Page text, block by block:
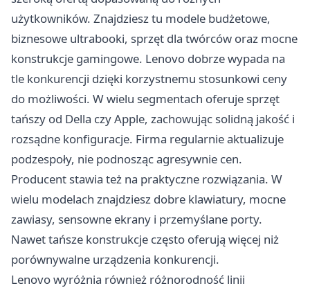
użytkowników. Znajdziesz tu modele budżetowe,
biznesowe ultrabooki, sprzęt dla twórców oraz mocne
konstrukcje gamingowe. Lenovo dobrze wypada na
tle konkurencji dzięki korzystnemu stosunkowi ceny
do możliwości. W wielu segmentach oferuje sprzęt
tańszy od Della czy Apple, zachowując solidną jakość i
rozsądne konfiguracje. Firma regularnie aktualizuje
podzespoły, nie podnosząc agresywnie cen.
Producent stawia też na praktyczne rozwiązania. W
wielu modelach znajdziesz dobre klawiatury, mocne
zawiasy, sensowne ekrany i przemyślane porty.
Nawet tańsze konstrukcje często oferują więcej niż
porównywalne urządzenia konkurencji.
Lenovo wyróżnia również różnorodność linii